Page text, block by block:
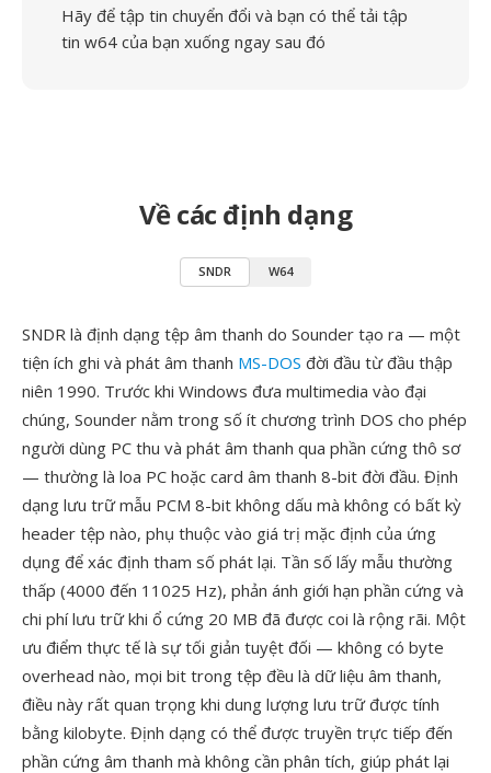
Hãy để tập tin chuyển đổi và bạn có thể tải tập
tin w64 của bạn xuống ngay sau đó
Về các định dạng
SNDR W64
SNDR là định dạng tệp âm thanh do Sounder tạo ra — một
tiện ích ghi và phát âm thanh MS-DOS đời đầu từ đầu thập
niên 1990. Trước khi Windows đưa multimedia vào đại
chúng, Sounder nằm trong số ít chương trình DOS cho phép
người dùng PC thu và phát âm thanh qua phần cứng thô sơ
— thường là loa PC hoặc card âm thanh 8-bit đời đầu. Định
dạng lưu trữ mẫu PCM 8-bit không dấu mà không có bất kỳ
header tệp nào, phụ thuộc vào giá trị mặc định của ứng
dụng để xác định tham số phát lại. Tần số lấy mẫu thường
thấp (4000 đến 11025 Hz), phản ánh giới hạn phần cứng và
chi phí lưu trữ khi ổ cứng 20 MB đã được coi là rộng rãi. Một
ưu điểm thực tế là sự tối giản tuyệt đối — không có byte
overhead nào, mọi bit trong tệp đều là dữ liệu âm thanh,
điều này rất quan trọng khi dung lượng lưu trữ được tính
bằng kilobyte. Định dạng có thể được truyền trực tiếp đến
phần cứng âm thanh mà không cần phân tích, giúp phát lại